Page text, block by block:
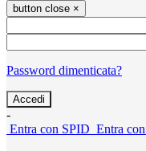
button close ×
Password dimenticata?
-
Entra con SPID Entra